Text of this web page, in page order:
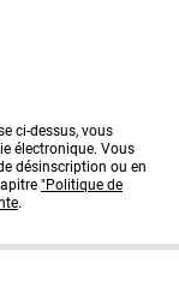
ci-dessus, vous
électronique. Vous
désinscription ou en
"Politique de
.